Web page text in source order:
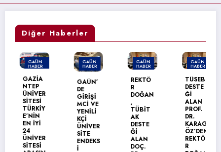
Diğer Haberler
GAÜN
HABER
MANŞET
GAZİA
NTEP
ÜNİVER
SİTESİ
TÜRKİY
E’NİN
EN İYİ
24
ÜNİVER
SİTESİ
GAÜN
HABER
GAÜN’
DE
GİRİŞİ
MCİ VE
YENİLİ
KÇİ
ÜNİVER
SİTE
ENDEKS
GAÜN
HABER
REKTÖ
DOĞAN
TÜBİT
AK
DESTE
Ğİ
ALAN
DOÇ.
GAÜN
HABER
TÜSEB
DESTE
Ğİ
ALAN
PROF.
DR.
KARAG
ÖZ’DEN
REKTÖ